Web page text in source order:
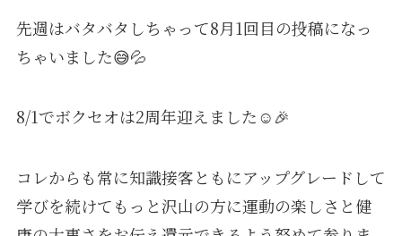
先週はバタバタしちゃって8月1回目の投稿になっ
ちゃいました😅💦
8/1でボクセオは2周年迎えました☺️🎉
コレからも常に知識接客ともにアップグレードして
学びを続けてもっと沢山の方に運動の楽しさと健